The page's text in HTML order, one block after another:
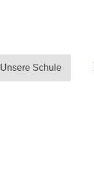
Unsere Schule